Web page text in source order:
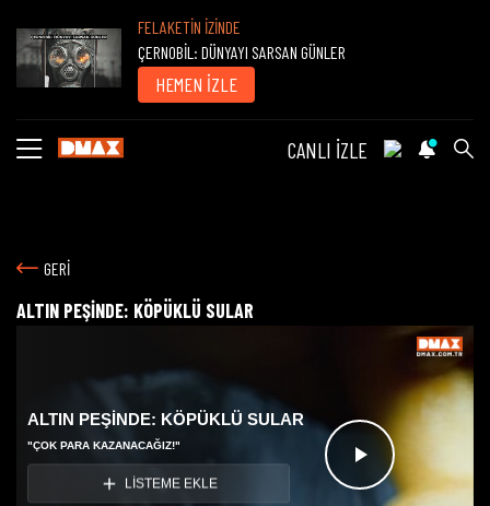
FELAKETİN İZİNDE
ÇERNOBİL: DÜNYAYI SARSAN GÜNLER
HEMEN İZLE
CANLI İZLE
GERİ
ALTIN PEŞİNDE: KÖPÜKLÜ SULAR
Videoyu
ALTIN PEŞİNDE: KÖPÜKLÜ SULAR
"ÇOK PARA KAZANACAĞIZ!"
LİSTEME EKLE